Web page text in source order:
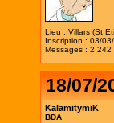
Lieu : Villars (St
Inscription : 03/
Messages : 2 242
18/07/
KalamitymiK
BDA